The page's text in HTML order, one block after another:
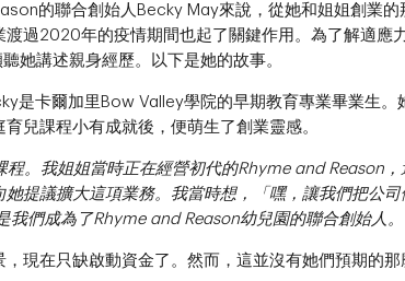
的聯合創始人Becky May來說，從她和姐姐創業
過2020年的疫情期間也起了關鍵作用。為了解適應
她講述親身經歷。以下是她的故事。
是卡爾加里Bow Valley學院的早期教育專業畢業生。
兒課程小有成就後，便萌生了創業靈感。
。我姐姐當時正在經營初代的Rhyme and Reason
提議擴大這項業務。我當時想，「嘿，讓我們把公
們成為了Rhyme and Reason幼兒園的聯合創始人。
現在只缺啟動資金了。然而，這並沒有她們預期的那